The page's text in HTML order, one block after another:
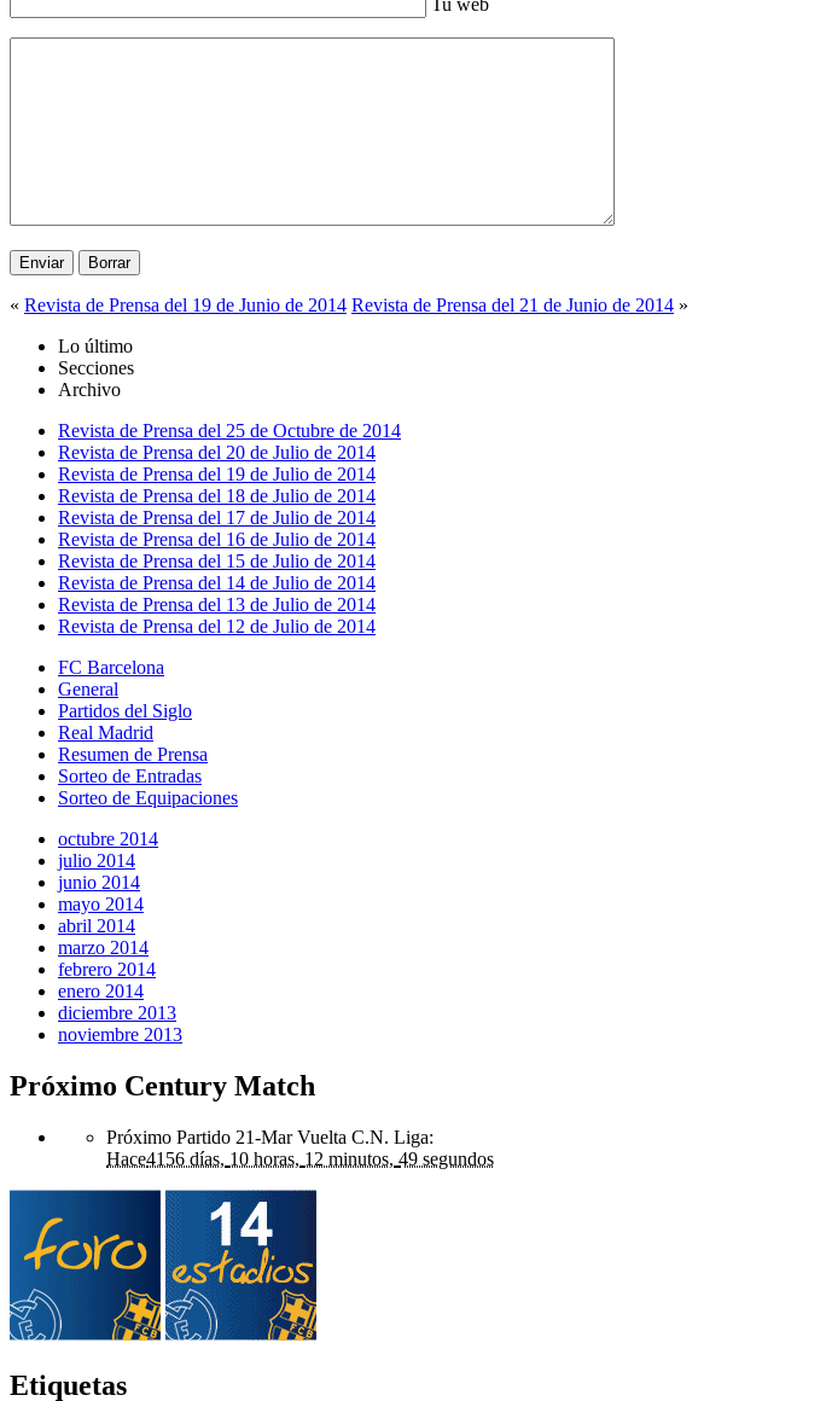
Tu web
« Revista de Prensa del 19 de Junio de 2014 Revista de Prensa del 21 de Junio de 2014 »
Lo último
Secciones
Archivo
Revista de Prensa del 25 de Octubre de 2014
Revista de Prensa del 20 de Julio de 2014
Revista de Prensa del 19 de Julio de 2014
Revista de Prensa del 18 de Julio de 2014
Revista de Prensa del 17 de Julio de 2014
Revista de Prensa del 16 de Julio de 2014
Revista de Prensa del 15 de Julio de 2014
Revista de Prensa del 14 de Julio de 2014
Revista de Prensa del 13 de Julio de 2014
Revista de Prensa del 12 de Julio de 2014
FC Barcelona
General
Partidos del Siglo
Real Madrid
Resumen de Prensa
Sorteo de Entradas
Sorteo de Equipaciones
octubre 2014
julio 2014
junio 2014
mayo 2014
abril 2014
marzo 2014
febrero 2014
enero 2014
diciembre 2013
noviembre 2013
Próximo Century Match
Próximo Partido 21-Mar Vuelta C.N. Liga:
Hace4156 días, 10 horas, 12 minutos, 49 segundos
Etiquetas